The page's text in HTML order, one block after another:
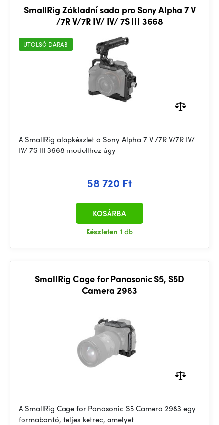
SmallRig Základní sada pro Sony Alpha 7 V
/7R V/7R IV/ IV/ 7S III 3668
UTOLSÓ DARAB
A SmallRig alapkészlet a Sony Alpha 7 V /7R V/7R IV/
IV/ 7S III 3668 modellhez úgy
58 720 Ft
Készleten 1 db
KOSÁRBA
SmallRig Cage for Panasonic S5, S5D
Camera 2983
A SmallRig Cage for Panasonic S5 Camera 2983 egy
formabontó, teljes ketrec, amelyet